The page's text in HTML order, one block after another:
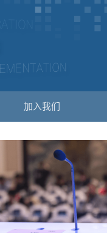
加入我们